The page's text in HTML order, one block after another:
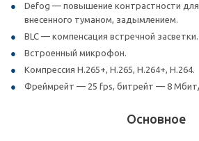
Defog — повышение контрастности
внесенного туманом, задымлением.
BLC — компенсация встречной засветки.
Встроенный микрофон.
Компрессия H.265+, H.265, H.264+, H.264.
Фреймрейт — 25 fps, битрейт — 8
Основное